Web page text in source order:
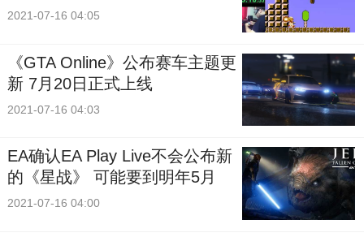
2021-07-16 04:05
《GTA Online》公布赛车主题更
新 7月20日正式上线
2021-07-16 04:03
EA确认EA Play Live不会公布新
的《星战》 可能要到明年5月
2021-07-16 04:00